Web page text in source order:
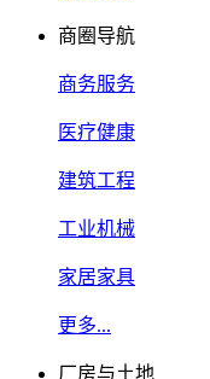
商圈导航
商务服务
医疗健康
建筑工程
工业机械
家居家具
更多...
厂房与土地